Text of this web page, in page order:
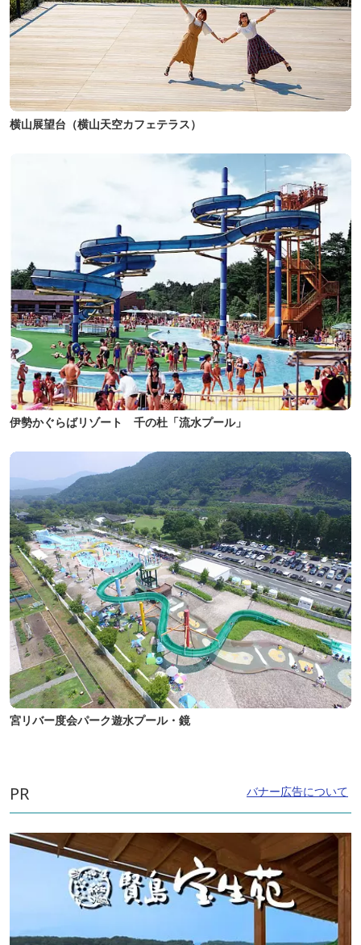
横山展望台（横山天空カフェテラス）
伊勢かぐらばリゾート 千の杜「流水プール」
宮リバー度会パーク遊水プール・鏡
PR バナー広告について